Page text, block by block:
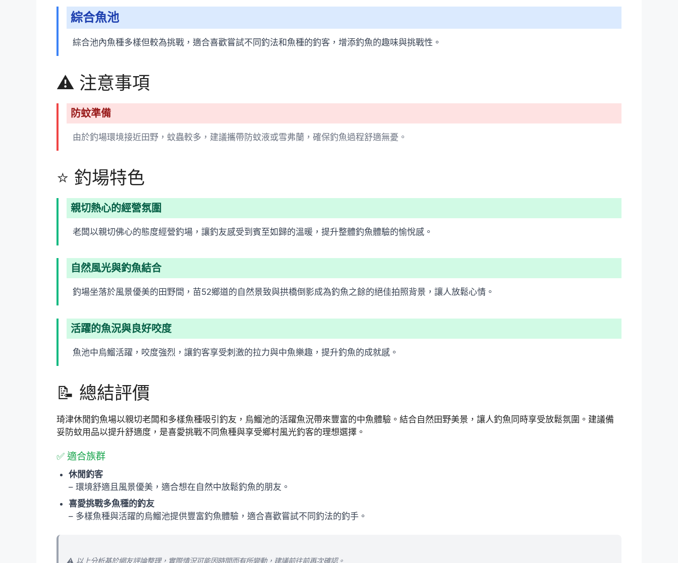
綜合魚池
綜合池內魚種多樣但較為挑戰，適合喜歡嘗試不同釣法和魚種的釣客，增添釣魚的趣味與挑戰性。
⚠️ 注意事項
防蚊準備
由於釣場環境接近田野，蚊蟲較多，建議攜帶防蚊液或雪弗蘭，確保釣魚過程舒適無憂。
⭐ 釣場特色
親切熱心的經營氛圍
老闆以親切佛心的態度經營釣場，讓釣友感受到賓至如歸的溫暖，提升整體釣魚體驗的愉悅感。
自然風光與釣魚結合
釣場坐落於風景優美的田野間，苗52鄉道的自然景致與拱橋倒影成為釣魚之餘的絕佳拍照背景，讓人放鬆心情。
活躍的魚況與良好咬度
魚池中烏鰡活躍，咬度強烈，讓釣客享受刺激的拉力與中魚樂趣，提升釣魚的成就感。
📝 總結評價
琦津休閒釣魚場以親切老闆和多樣魚種吸引釣友，烏鰡池的活躍魚況帶來豐富的中魚體驗。結合自然田野美景，讓人釣魚同時享受放鬆氛圍。建議備
妥防蚊用品以提升舒適度，是喜愛挑戰不同魚種與享受鄉村風光釣客的理想選擇。
✅ 適合族群
休閒釣客
– 環境舒適且風景優美，適合想在自然中放鬆釣魚的朋友。
喜愛挑戰多魚種的釣友
– 多樣魚種與活躍的烏鰡池提供豐富釣魚體驗，適合喜歡嘗試不同釣法的釣手。
⚠️ 以上分析基於網友評論整理，實際情況可能因時間而有所變動，建議前往前再次確認。